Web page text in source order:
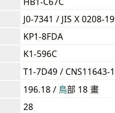
J0-7341 / JIS X 0208-
KP1-8FDA
K1-596C
T1-7D49 / CNS11643-
196.18 / ⿃部 18 畫
28